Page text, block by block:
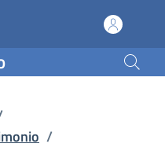
o
scheda).
/